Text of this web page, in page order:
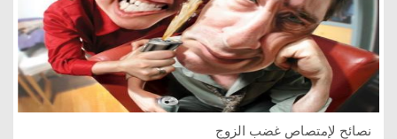
نصائح لإمتصاص غضب الزوج